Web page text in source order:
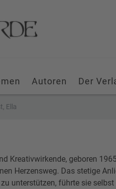
Autoren Der
Ella
Kreativwirkende, geboren
Herzensweg. Das stetige
unterstützen, führte sie